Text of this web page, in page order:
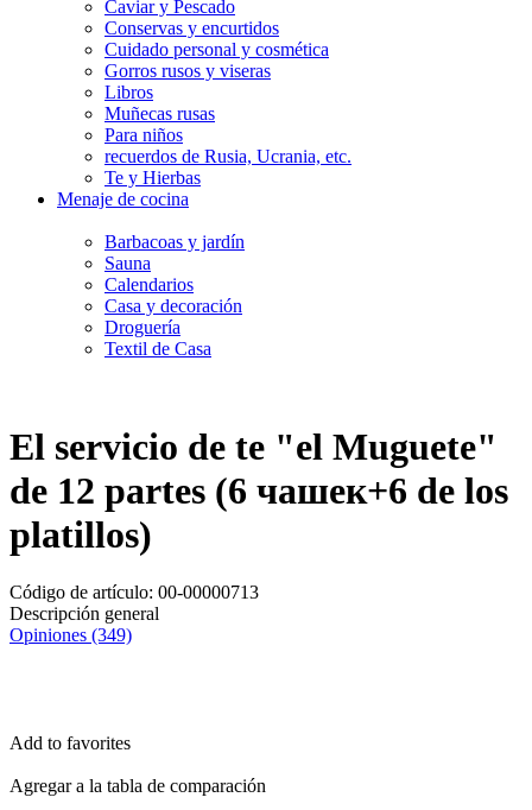
Caviar y Pescado
Conservas y encurtidos
Cuidado personal y cosmética
Gorros rusos y viseras
Libros
Muñecas rusas
Para niños
recuerdos de Rusia, Ucrania, etc.
Te y Hierbas
Menaje de cocina
Barbacoas y jardín
Sauna
Calendarios
Casa y decoración
Droguería
Textil de Casa
El servicio de te "el Muguete"
de 12 partes (6 чашек+6 de los
platillos)
Código de artículo: 00-00000713
Descripción general
Opiniones (349)
Add to favorites
Agregar a la tabla de comparación